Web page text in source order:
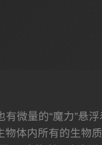
微量的“魔力”悬
体内所有的生物